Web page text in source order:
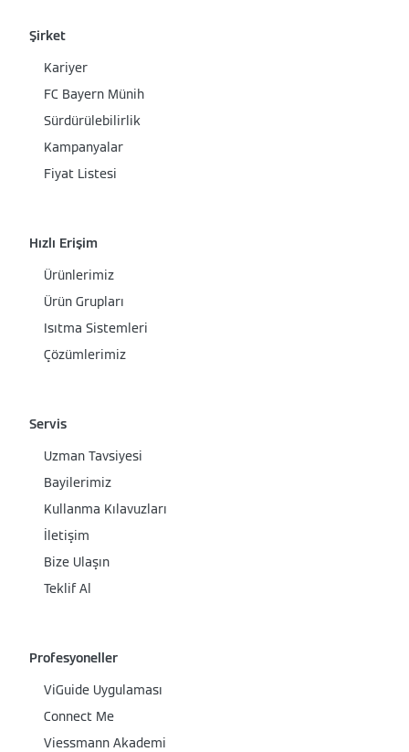
Şirket
Kariyer
FC Bayern Münih
Sürdürülebilirlik
Kampanyalar
Fiyat Listesi
Hızlı Erişim
Ürünlerimiz
Ürün Grupları
Isıtma Sistemleri
Çözümlerimiz
Servis
Uzman Tavsiyesi
Bayilerimiz
Kullanma Kılavuzları
İletişim
Bize Ulaşın
Teklif Al
Profesyoneller
ViGuide Uygulaması
Connect Me
Viessmann Akademi